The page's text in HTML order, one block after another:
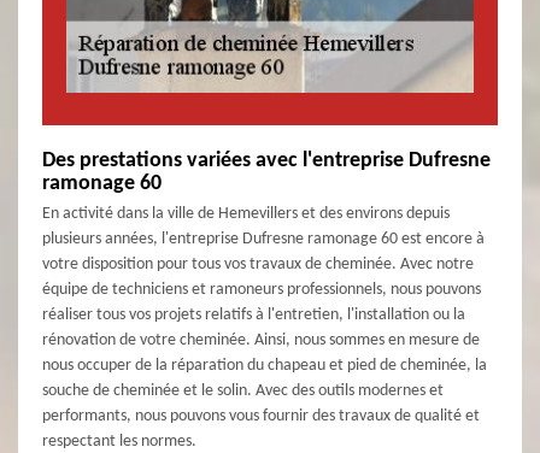
Des prestations variées avec l'entreprise Dufresne
ramonage 60
En activité dans la ville de Hemevillers et des environs depuis
plusieurs années, l'entreprise Dufresne ramonage 60 est encore à
votre disposition pour tous vos travaux de cheminée. Avec notre
équipe de techniciens et ramoneurs professionnels, nous pouvons
réaliser tous vos projets relatifs à l'entretien, l'installation ou la
rénovation de votre cheminée. Ainsi, nous sommes en mesure de
nous occuper de la réparation du chapeau et pied de cheminée, la
souche de cheminée et le solin. Avec des outils modernes et
performants, nous pouvons vous fournir des travaux de qualité et
respectant les normes.